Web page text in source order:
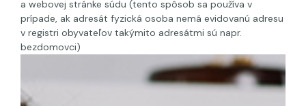
a webovej stránke súdu (tento spôsob sa používa v
prípade, ak adresát fyzická osoba nemá evidovanú adresu
v registri obyvateľov takýmito adresátmi sú napr.
bezdomovci)